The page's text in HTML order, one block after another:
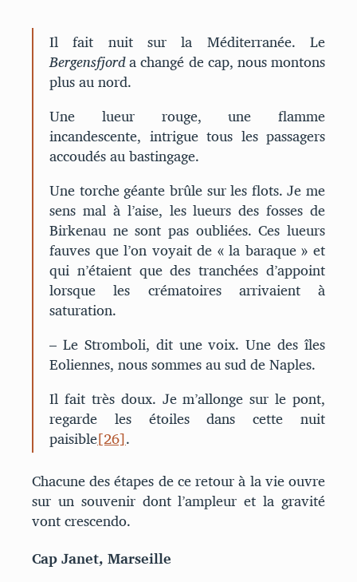
Il fait nuit sur la Méditerranée. Le
Bergensfjorda changé de cap, nous montons
plus au nord.
Une lueur rouge, une flamme
incandescente, intrigue tous les passagers
accoudés au bastingage.
Une torche géante brûle sur les flots. Je me
sens mal à l’aise, les lueurs des fosses de
Birkenau ne sont pas oubliées. Ces lueurs
fauves que l’on voyait de « la baraque » et
qui n’étaient que des tranchées d’appoint
lorsque les crématoires arrivaient à
saturation.
– Le Stromboli, dit une voix. Une des îles
Eoliennes, nous sommes au sud de Naples.
Il fait très doux. Je m’allonge sur le pont,
regarde les étoiles dans cette nuit
paisible[26].
Chacune des étapes de ce retour à la vie ouvre
sur un souvenir dont l’ampleur et la gravité
vont crescendo.
Cap Janet, Marseille